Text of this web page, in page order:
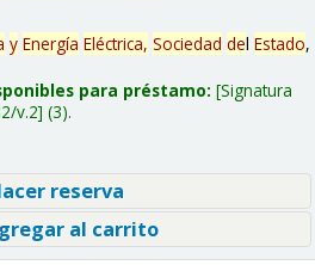
y Energía Eléctrica, Sociedad del Estado,
para préstamo: Signatura
v.2 (3).
reserva
al carrito